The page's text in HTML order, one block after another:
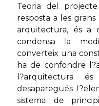
Teoria del
resposta a les
arquitectura, és a
condensa la
converteix una
ha de confondre
l?arquitectura
desaparegués
sistema de